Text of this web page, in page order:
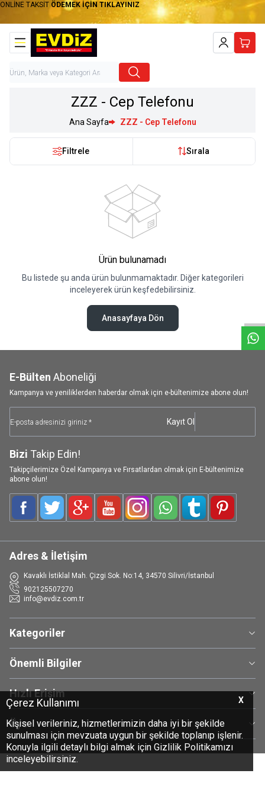
X
Çerez Kullanımı
Kişisel verileriniz, hizmetlerimizin daha iyi bir şekilde
sunulması için mevzuata uygun bir şekilde toplanıp işlenir.
Konuyla ilgili detaylı bilgi almak için Gizlilik Politikamızı
inceleyebilirsiniz.
ONLİNE TAKSİT ÖDEMEK İÇİN TIKLAYINIZ
Hesabım
ZZZ - Cep Telefonu
Ana Sayfa ZZZ - Cep Telefonu
Filtrele Sırala
Ürün bulunamadı
Bu listede şu anda ürün bulunmamaktadır. Diğer kategorileri
inceleyerek ürün keşfedebilirsiniz.
Anasayfaya Dön
E-Bülten Aboneliği
Kampanya ve yeniliklerden haberdar olmak için e-bültenimize abone olun!
Kayıt Ol
Bizi Takip Edin!
Takipçilerimize Özel Kampanya ve Fırsatlardan olmak için E-bültenimize
abone olun!
FacebookTwitterGoogle-PlusYoutubeInstagramWhatsAppTumblrPinterest
Adres & İletişim
Kavaklı İstiklal Mah. Çizgi Sok. No:14, 34570 Silivri/İstanbul
902125507270
info@evdiz.com.tr
Kategoriler
Önemli Bilgiler
Hızlı Erişim
Üye